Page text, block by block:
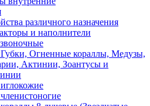
различного назначения
и наполнители
Огненные кораллы, Медузы,
Актинии, Зоантусы и